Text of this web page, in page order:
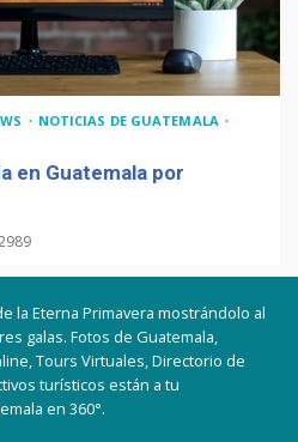
NOTICIAS DE GUATEMALA
en Guatemala por
la Eterna Primavera mostrándolo al
galas. Fotos de Guatemala,
Tours Virtuales, Directorio de
turísticos están a tu
en 360°.